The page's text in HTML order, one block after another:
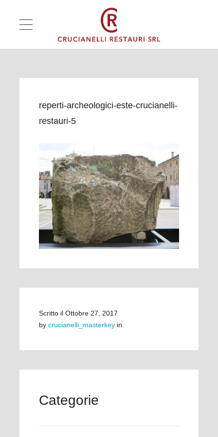
reperti-archeologici-este-crucianelli-
restauri-5
Scritto il Ottobre 27, 2017
by crucianelli_masterkey in
Categorie